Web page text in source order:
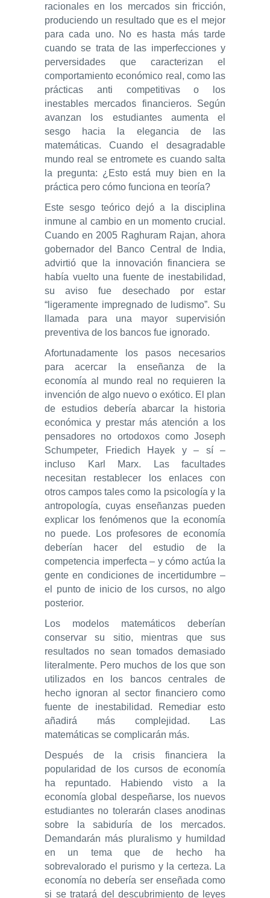
racionales en los mercados sin fricción,
produciendo un resultado que es el mejor
para cada uno. No es hasta más tarde
cuando se trata de las imperfecciones y
perversidades que caracterizan el
comportamiento económico real, como las
prácticas anti competitivas o los
inestables mercados financieros. Según
avanzan los estudiantes aumenta el
sesgo hacia la elegancia de las
matemáticas. Cuando el desagradable
mundo real se entromete es cuando salta
la pregunta: ¿Esto está muy bien en la
práctica pero cómo funciona en teoría?
Este sesgo teórico dejó a la disciplina
inmune al cambio en un momento crucial.
Cuando en 2005 Raghuram Rajan, ahora
gobernador del Banco Central de India,
advirtió que la innovación financiera se
había vuelto una fuente de inestabilidad,
su aviso fue desechado por estar
“ligeramente impregnado de ludismo”. Su
llamada para una mayor supervisión
preventiva de los bancos fue ignorado.
Afortunadamente los pasos necesarios
para acercar la enseñanza de la
economía al mundo real no requieren la
invención de algo nuevo o exótico. El plan
de estudios debería abarcar la historia
económica y prestar más atención a los
pensadores no ortodoxos como Joseph
Schumpeter, Friedich Hayek y – sí –
incluso Karl Marx. Las facultades
necesitan restablecer los enlaces con
otros campos tales como la psicología y la
antropología, cuyas enseñanzas pueden
explicar los fenómenos que la economía
no puede. Los profesores de economía
deberían hacer del estudio de la
competencia imperfecta – y cómo actúa la
gente en condiciones de incertidumbre –
el punto de inicio de los cursos, no algo
posterior.
Los modelos matemáticos deberían
conservar su sitio, mientras que sus
resultados no sean tomados demasiado
literalmente. Pero muchos de los que son
utilizados en los bancos centrales de
hecho ignoran al sector financiero como
fuente de inestabilidad. Remediar esto
añadirá más complejidad. Las
matemáticas se complicarán más.
Después de la crisis financiera la
popularidad de los cursos de economía
ha repuntado. Habiendo visto a la
economía global despeñarse, los nuevos
estudiantes no tolerarán clases anodinas
sobre la sabiduría de los mercados.
Demandarán más pluralismo y humildad
en un tema que de hecho ha
sobrevalorado el purismo y la certeza. La
economía no debería ser enseñada como
si se tratará del descubrimiento de leyes